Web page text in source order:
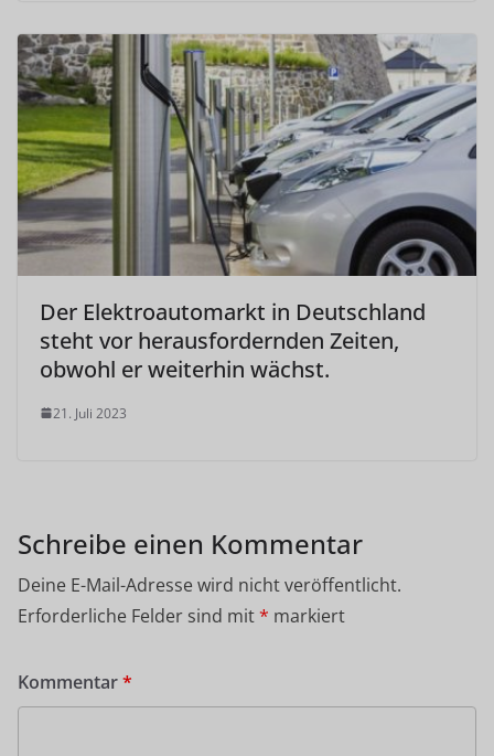
Der Elektroautomarkt in Deutschland
steht vor herausfordernden Zeiten,
obwohl er weiterhin wächst.
21. Juli 2023
Schreibe einen Kommentar
Deine E-Mail-Adresse wird nicht veröffentlicht.
Erforderliche Felder sind mit* markiert
Kommentar*